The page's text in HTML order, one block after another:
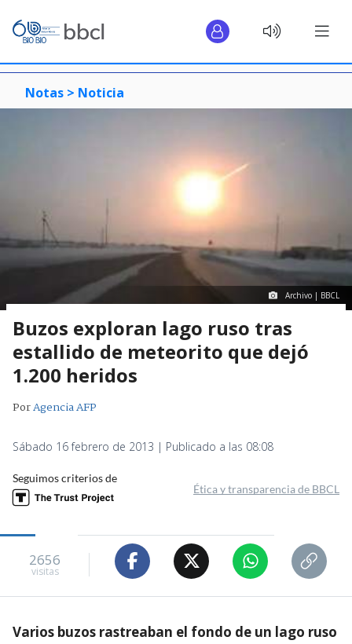
Notas > Noticia
Archivo | BBCL
Buzos exploran lago ruso tras
estallido de meteorito que dejó
1.200 heridos
PorAgencia AFP
Sábado 16 febrero de 2013 | Publicado a las 08:08
Seguimos criterios de
Ética y transparencia de BBCL
2656
visitas
Varios buzos rastreaban el fondo de un lago ruso